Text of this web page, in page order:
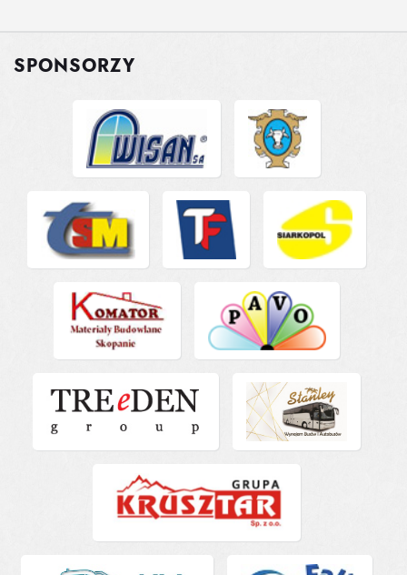
SPONSORZY